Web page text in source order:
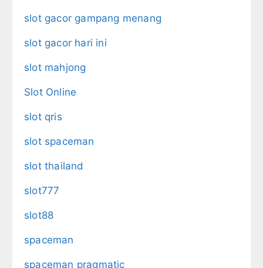
slot gacor gampang menang
slot gacor hari ini
slot mahjong
Slot Online
slot qris
slot spaceman
slot thailand
slot777
slot88
spaceman
spaceman pragmatic